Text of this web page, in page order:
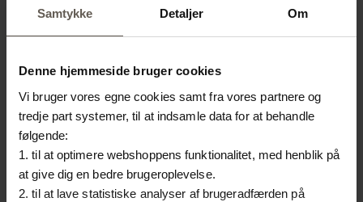
Samtykke Detaljer Om
Denne hjemmeside bruger cookies
Vi bruger vores egne cookies samt fra vores partnere og
tredje part systemer, til at indsamle data for at behandle
følgende:
1. til at optimere webshoppens funktionalitet, med henblik på
at give dig en bedre brugeroplevelse.
2. til at lave statistiske analyser af brugeradfærden på